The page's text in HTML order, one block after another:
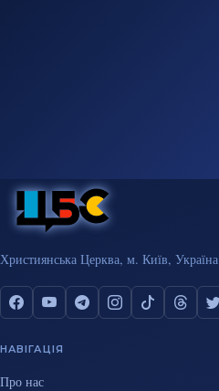
Християнська Церква, м. Київ, Україна
НАВІГАЦІЯ
Про нас